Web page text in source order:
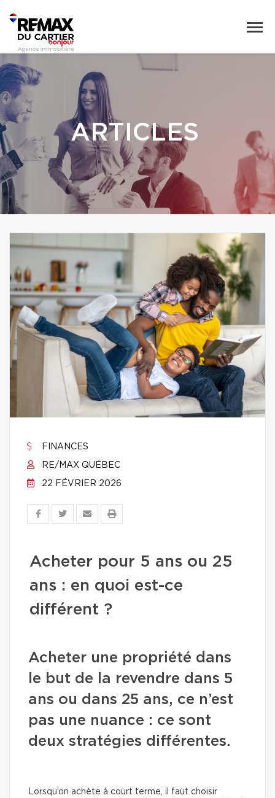
ARTICLES
FINANCES
RE/MAX QUÉBEC
22 FÉVRIER 2026
Acheter pour 5 ans ou 25
ans : en quoi est-ce
différent ?
Acheter une propriété dans
le but de la revendre dans 5
ans ou dans 25 ans, ce n’est
pas une nuance : ce sont
deux stratégies différentes.
Lorsqu’on achète à court terme, il faut choisir